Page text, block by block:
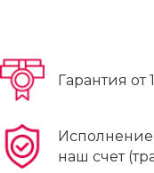
Гарантия от
Исполнение
наш счет